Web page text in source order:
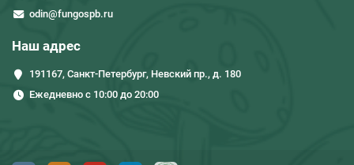
odin@fungospb.ru
Наш адрес
191167, Санкт-Петербург, Невский пр., д. 180
Ежедневно с 10:00 до 20:00